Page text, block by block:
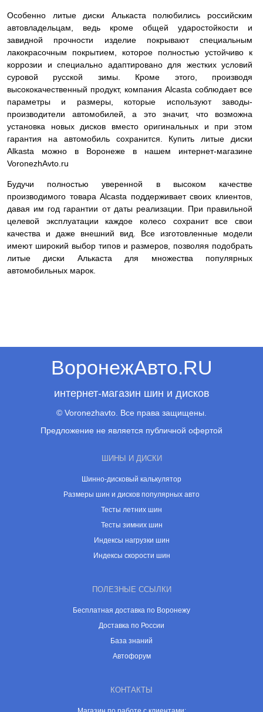
Особенно литые диски Алькаста полюбились российским
автовладельцам, ведь кроме общей ударостойкости и
завидной прочности изделие покрывают специальным
лакокрасочным покрытием, которое полностью устойчиво к
коррозии и специально адаптировано для жестких условий
суровой русской зимы. Кроме этого, производя
высококачественный продукт, компания Alcasta соблюдает все
параметры и размеры, которые используют заводы-
производители автомобилей, а это значит, что возможна
установка новых дисков вместо оригинальных и при этом
гарантия на автомобиль сохранится. Купить литые диски
Alkasta можно в Воронеже в нашем интернет-магазине
VoronezhAvto.ru
Будучи полностью уверенной в высоком качестве
производимого товара Alcasta поддерживает своих клиентов,
давая им год гарантии от даты реализации. При правильной
целевой эксплуатации каждое колесо сохранит все свои
качества и даже внешний вид. Все изготовленные модели
имеют широкий выбор типов и размеров, позволяя подобрать
литые диски Алькаста для множества популярных
автомобильных марок.
ВоронежАвто.RU
интернет-магазин шин и дисков
© Voronezhavto. Все права защищены.
Предложение не является публичной офертой
ШИНЫ И ДИСКИ
Шинно-дисковый калькулятор
Размеры шин и дисков популярных авто
Тесты летних шин
Тесты зимних шин
Индексы нагрузки шин
Индексы скорости шин
ПОЛЕЗНЫЕ ССЫЛКИ
Бесплатная доставка по Воронежу
Доставка по России
База знаний
Автофорум
КОНТАКТЫ